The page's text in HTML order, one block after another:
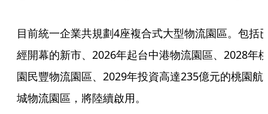
目前統一企業共規劃4座複合式大型物流園區。包括
經開幕的新市、2026年起台中港物流園區、2028年
園民豐物流園區、2029年投資高達235億元的桃園航
城物流園區，將陸續啟用。